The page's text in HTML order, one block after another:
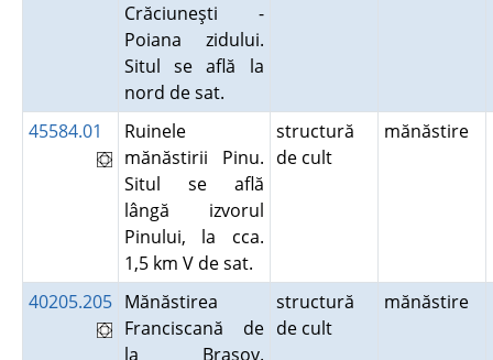
Crăciuneşti -
Poiana zidului.
Situl se află la
nord de sat.
45584.01
Ruinele
mănăstirii Pinu.
Situl se află
lângă izvorul
Pinului, la cca.
1,5 km V de sat.
structură
de cult
mănăstire
40205.205 Mănăstirea
Franciscană de
la Braşov.
structură
de cult
mănăstire